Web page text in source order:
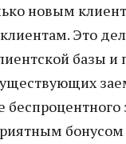
новым
Это
базы